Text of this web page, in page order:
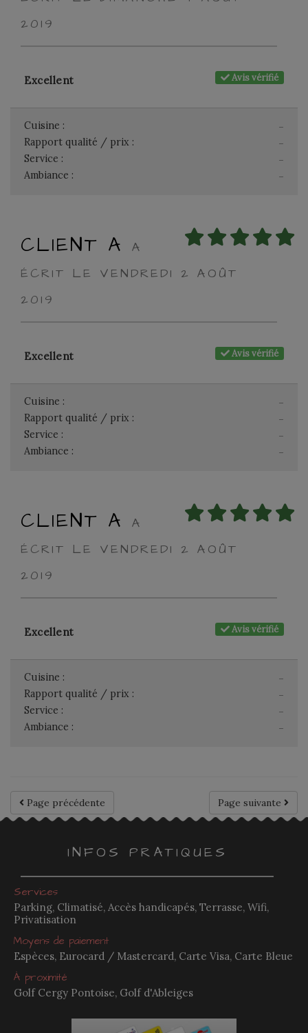
2019
Avis vérifié
Excellent
-
Cuisine :
-
Rapport qualité / prix :
-
Service :
-
Ambiance :
CLIENT A
A
ÉCRIT LE VENDREDI 2 AOÛT
2019
Avis vérifié
Excellent
-
Cuisine :
-
Rapport qualité / prix :
-
Service :
-
Ambiance :
CLIENT A
A
ÉCRIT LE VENDREDI 2 AOÛT
2019
Avis vérifié
Excellent
-
Cuisine :
-
Rapport qualité / prix :
-
Service :
-
Ambiance :
Page suivante
Page précédente
INFOS PRATIQUES
Services
Parking, Climatisé, Accès handicapés, Terrasse, Wifi,
Privatisation
Moyens de paiement
Espèces, Eurocard / Mastercard, Carte Visa, Carte Bleue
À proximité
Golf Cergy Pontoise, Golf d'Ableiges